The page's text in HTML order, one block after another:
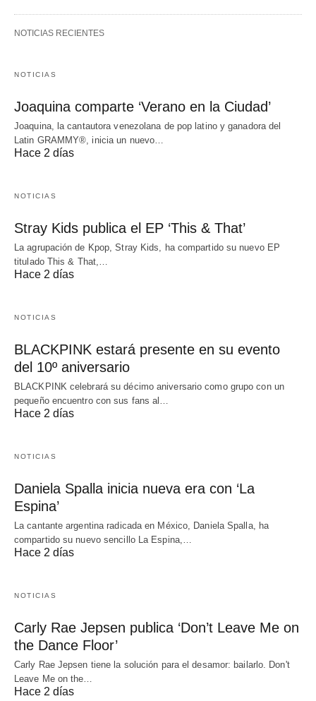
NOTICIAS RECIENTES
NOTICIAS
Joaquina comparte ‘Verano en la Ciudad’
Joaquina, la cantautora venezolana de pop latino y ganadora del
Latin GRAMMY®, inicia un nuevo…
Hace 2 días
NOTICIAS
Stray Kids publica el EP ‘This & That’
La agrupación de Kpop, Stray Kids, ha compartido su nuevo EP
titulado This & That,…
Hace 2 días
NOTICIAS
BLACKPINK estará presente en su evento
del 10º aniversario
BLACKPINK celebrará su décimo aniversario como grupo con un
pequeño encuentro con sus fans al…
Hace 2 días
NOTICIAS
Daniela Spalla inicia nueva era con ‘La
Espina’
La cantante argentina radicada en México, Daniela Spalla, ha
compartido su nuevo sencillo La Espina,…
Hace 2 días
NOTICIAS
Carly Rae Jepsen publica ‘Don’t Leave Me on
the Dance Floor’
Carly Rae Jepsen tiene la solución para el desamor: bailarlo. Don't
Leave Me on the…
Hace 2 días